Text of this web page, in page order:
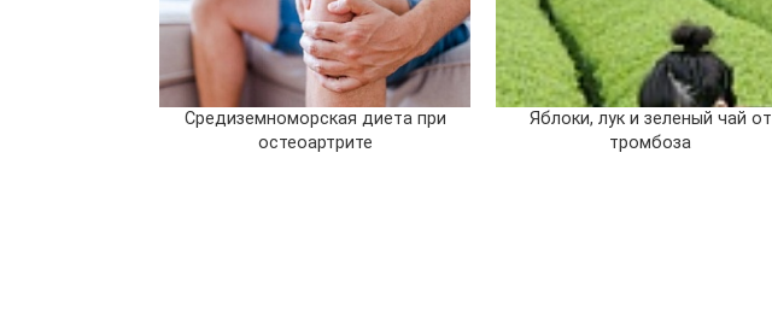
Средиземноморская диета при
остеоартрите
Яблоки, лук и зеленый чай от
тромбоза